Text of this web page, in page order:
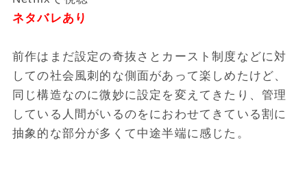
ネタバレあり
前作はまだ設定の奇抜さとカースト制度などに対
しての社会風刺的な側面があって楽しめたけど、
同じ構造なのに微妙に設定を変えてきたり、管理
している人間がいるのをにおわせてきている割に
抽象的な部分が多くて中途半端に感じた。